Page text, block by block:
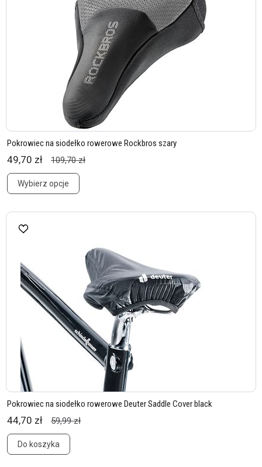
Pokrowiec na siodełko rowerowe Rockbros szary
49,70 zł 109,70 zł
Wybierz opcje
Pokrowiec na siodełko rowerowe Deuter Saddle Cover black
44,70 zł 59,99 zł
Do koszyka